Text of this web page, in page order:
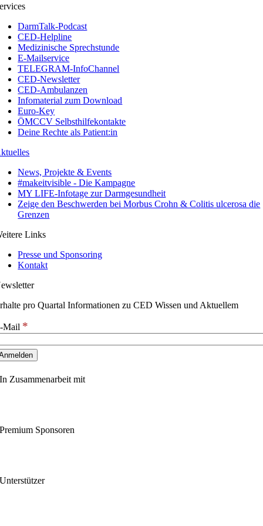
DarmTalk-Podcast
CED-Helpline
Medizinische Sprechstunde
E-Mailservice
TELEGRAM-InfoChannel
CED-Newsletter
CED-Ambulanzen
Infomaterial zum Download
Euro-Key
ÖMCCV Selbsthilfekontakte
Deine Rechte als Patient:in
News, Projekte & Events
#makeitvisible - Die Kampagne
MY LIFE-Infotage zur Darmgesundheit
Zeige den Beschwerden bei Morbus Crohn & Colitis ulcerosa die
Grenzen
Links
Presse und Sponsoring
Kontakt
pro Quartal Informationen zu CED Wissen und Aktuellem
Mail *
In Zusammenarbeit mit
Premium Sponsoren
Unterstützer